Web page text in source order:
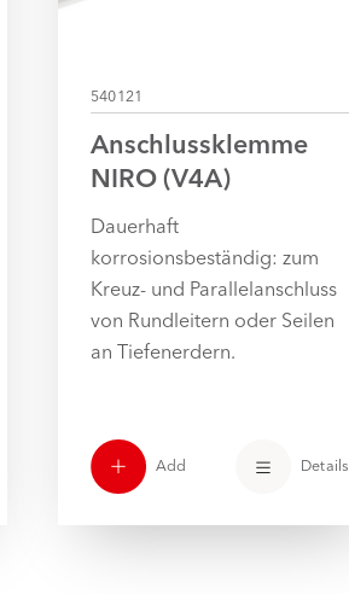
540121
Anschlussklemme
NIRO (V4A)
Dauerhaft
korrosionsbeständig: zum
Kreuz- und Parallelanschluss
von Rundleitern oder Seilen
an Tiefenerdern.
Add Details